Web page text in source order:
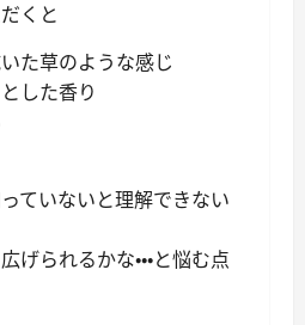
くと
た草のような感じ
した香り
ていないと理解できない
られるかな・・・と悩む点